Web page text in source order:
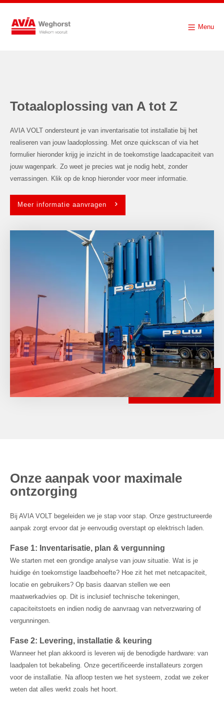
Menu
Totaaloplossing van A tot Z
AVIA VOLT ondersteunt je van inventarisatie tot installatie bij het
realiseren van jouw laadoplossing. Met onze quickscan of via het
formulier hieronder krijg je inzicht in de toekomstige laadcapaciteit van
jouw wagenpark. Zo weet je precies wat je nodig hebt, zonder
verrassingen. Klik op de knop hieronder voor meer informatie.
Meer informatie aanvragen
Onze aanpak voor maximale
ontzorging
Bij AVIA VOLT begeleiden we je stap voor stap. Onze gestructureerde
aanpak zorgt ervoor dat je eenvoudig overstapt op elektrisch laden.
Fase 1: Inventarisatie, plan & vergunning
We starten met een grondige analyse van jouw situatie. Wat is je
huidige én toekomstige laadbehoefte? Hoe zit het met netcapaciteit,
locatie en gebruikers? Op basis daarvan stellen we een
maatwerkadvies op. Dit is inclusief technische tekeningen,
capaciteitstoets en indien nodig de aanvraag van netverzwaring of
vergunningen.
Fase 2: Levering, installatie & keuring
Wanneer het plan akkoord is leveren wij de benodigde hardware: van
laadpalen tot bekabeling. Onze gecertificeerde installateurs zorgen
voor de installatie. Na afloop testen we het systeem, zodat we zeker
weten dat alles werkt zoals het hoort.